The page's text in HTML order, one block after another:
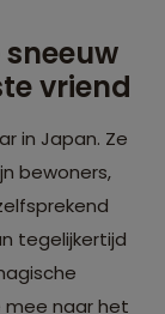
vriend
in Japan. Ze
bewoners,
tegelijkertijd
mee naar het